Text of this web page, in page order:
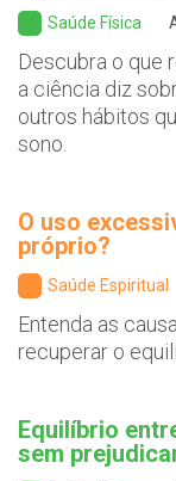
Saúde Física
Descubra o que
a ciência diz
outros hábitos
sono.
O uso
próprio?
Saúde Espiritual
Entenda as
recuperar o
Equilíbrio
sem